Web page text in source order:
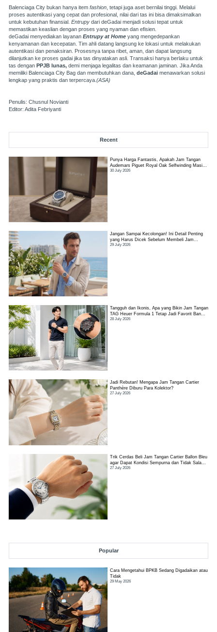
Balenciaga City bukan hanya item fashion , tetapi juga aset bernilai tinggi. Melalui
proses autentikasi yang cepat dan profesional, nilai dari tas ini bisa dimaksimalkan
untuk kebutuhan finansial. Entrupy dari deGadai menjadi solusi tepat untuk
memastikan keaslian dengan proses yang nyaman dan efisien.
deGadai menyediakan layanan Entrupy at Home yang mengedepankan
kenyamanan dan kecepatan. Tim ahli datang langsung ke lokasi untuk melakukan
autentikasi dan penaksiran. Prosesnya tanpa ribet, aman, dan dapat langsung
dilanjutkan ke proses gadai jika tas dinyatakan asli. Transaksi hanya berlaku untuk
tas dengan PPJB lunas, demi menjaga legalitas dan keamanan jaminan. Jika Anda
memiliki Balenciaga City Bag dan membutuhkan dana, deGadai menawarkan solusi
lengkap yang praktis dan terpercaya. (ASA)
Penulis: Chusnul Novianti
Editor: Adita Febriyanti
Recent
Punya Harga Fantastis, Apakah Jam Tangan
Audemars Piguet Royal Oak Selfwinding Masih
Worth It?
30 July 2026
Jangan Sampai Kecolongan! Ini Detail Penting
yang Harus Dicek Sebelum Membeli Jam
Tangan TAG Heuer Link
29 July 2026
Tangguh dan Ikonis, Apa yang Bikin Jam Tangan
TAG Heuer Formula 1 Tetap Jadi Favorit Banyak
Orang?
28 July 2026
Jadi Rebutan! Mengapa Jam Tangan Cartier
Panthère Diburu Para Kolektor?
27 July 2026
Trik Cerdas Beli Jam Tangan Cartier Ballon Bleu
agar Dapat Kondisi Sempurna dan Tidak Salah
Pilih
27 July 2026
Popular
Cara Mengetahui BPKB Sedang Digadaikan atau
Tidak
29 May 2026